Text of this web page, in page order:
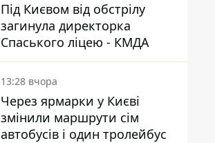
Під Києвом від обстрілу
загинула директорка
Спаського ліцею - КМДА
13:28 вчора
Через ярмарки у Києві
змінили маршрути сім
автобусів і один тролейбус